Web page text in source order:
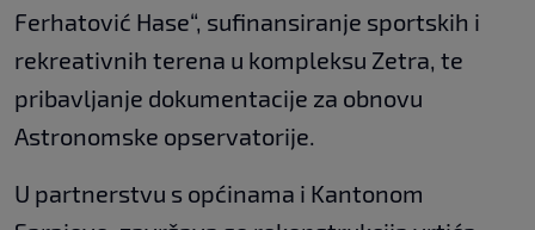
Ferhatović Hase“, sufinansiranje sportskih i
rekreativnih terena u kompleksu Zetra, te
pribavljanje dokumentacije za obnovu
Astronomske opservatorije.
U partnerstvu s općinama i Kantonom